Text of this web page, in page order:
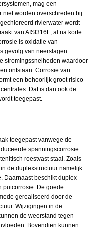
mag een
niet worden overschreden bij
rivierwater wordt
van AISI316L, al na korte
is oxidatie van
gevolg van neerslagen
stromingssnelheden waardoor
ontstaan. Corrosie van
een behoorlijk groot risico
Dat is dan ook de
toegepast.
toegepast vanwege de
spanningscorrosie.
roestvast staal. Zoals
de duplexstructuur namelijk
Daarnaast beschikt duplex
putcorrosie. De goede
gerealiseerd door de
Wijzigingen in de
de weerstand tegen
Bovendien kunnen